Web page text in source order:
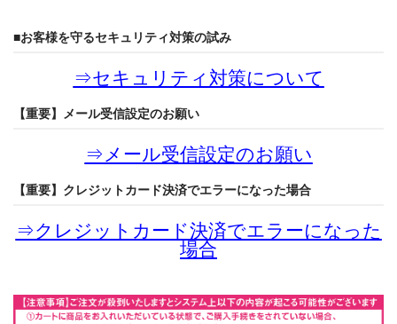
■お客様を守るセキュリティ対策の試み
⇒セキュリティ対策について
【重要】メール受信設定のお願い
⇒メール受信設定のお願い
【重要】クレジットカード決済でエラーになった場合
⇒クレジットカード決済でエラーになった
場合